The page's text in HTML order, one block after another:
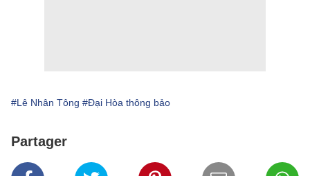
#Lê Nhân Tông #Đại Hòa thông bảo
Partager